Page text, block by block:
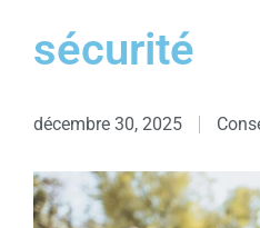
sécurité
décembre 30, 2025